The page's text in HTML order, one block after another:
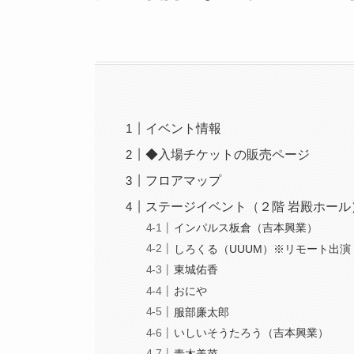
イベント情報
◆入場チケットの販売ページ
フロアマップ
ステージイベント（２階 岩殿ホール
インパルス板倉（吉本興業）
しろくる（UUUM）※リモート出演
東城佑香
おにや
服部廉太郎
いしいそうたろう（吉本興業）